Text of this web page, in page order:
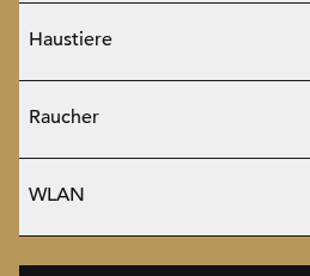
Haustiere
Raucher
WLAN